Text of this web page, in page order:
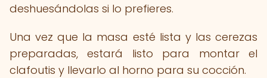
deshuesándolas si lo prefieres.
Una vez que la masa esté lista y las cerezas
preparadas, estará listo para montar el
clafoutis y llevarlo al horno para su cocción.